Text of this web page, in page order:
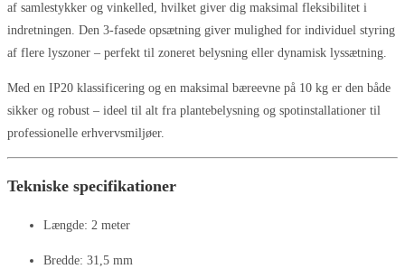
af samlestykker og vinkelled, hvilket giver dig maksimal fleksibilitet i
indretningen. Den 3-fasede opsætning giver mulighed for individuel styring
af flere lyszoner – perfekt til zoneret belysning eller dynamisk lyssætning.
Med en IP20 klassificering og en maksimal bæreevne på 10 kg er den både
sikker og robust – ideel til alt fra plantebelysning og spotinstallationer til
professionelle erhvervsmiljøer.
Tekniske specifikationer
Længde: 2 meter
Bredde: 31,5 mm